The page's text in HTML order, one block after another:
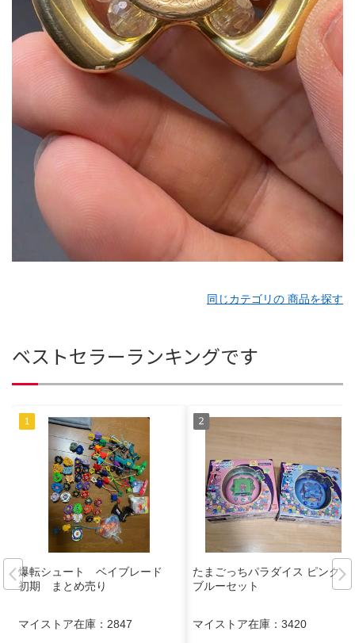
同じカテゴリの 商品を探す
ベストセラーランキングです
爆転シュート ベイブレード
初期 まとめ売り
マイストア在庫： 2847
たまごっちパラダイス ピンク・
ブルーセット
マイストア在庫： 3420